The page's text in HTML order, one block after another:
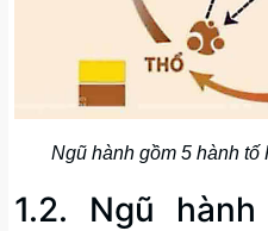
Ngũ hành gồm 5 hành tố
1.2. Ngũ